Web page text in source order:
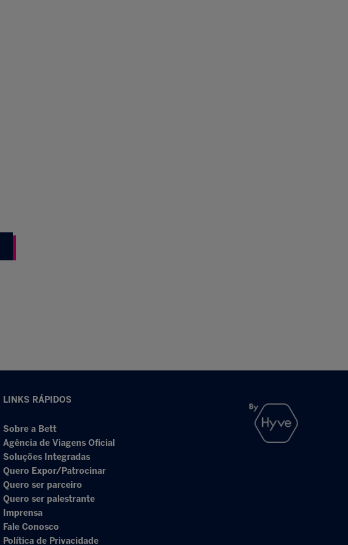
LINKS RÁPIDOS
Sobre a Bett
Agência de Viagens Oficial
Soluções Integradas
Quero Expor/Patrocinar
Quero ser parceiro
Quero ser palestrante
Imprensa
Fale Conosco
Política de Privacidade